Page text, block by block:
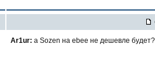
Ar1ur: а Sozen на ebee не дешевле будет?